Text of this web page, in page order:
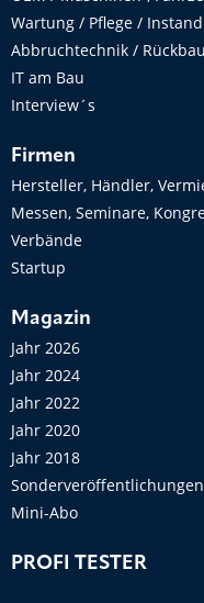
Wartung / Pflege /
Abbruchtechnik /
IT am Bau
Interview´s
Firmen
Hersteller, Händler,
Messen, Seminare,
Verbände
Startup
Magazin
Jahr 2026
Jahr 2024
Jahr 2022
Jahr 2020
Jahr 2018
Sonderveröffentlichungen
Mini-Abo
PROFI TESTER